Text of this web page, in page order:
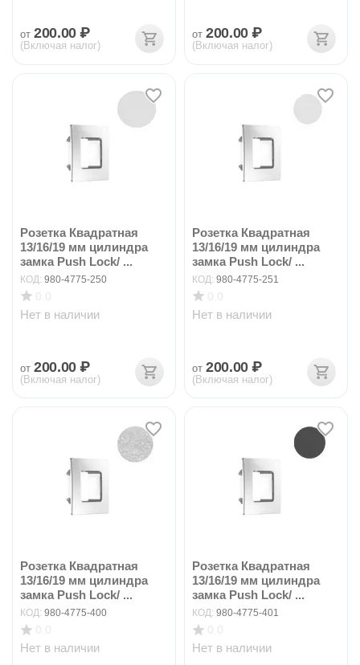
от 200.00 ₽
(Включая налог)
от 200.00 ₽
(Включая налог)
Розетка Квадратная
13/16/19 мм цилиндра
замка Push Lock/ ...
КОД: 980-4775-250
Нет в наличии
от 200.00 ₽
(Включая налог)
Розетка Квадратная
13/16/19 мм цилиндра
замка Push Lock/ ...
КОД: 980-4775-251
Нет в наличии
от 200.00 ₽
(Включая налог)
Розетка Квадратная
13/16/19 мм цилиндра
замка Push Lock/ ...
КОД: 980-4775-400
Нет в наличии
Розетка Квадратная
13/16/19 мм цилиндра
замка Push Lock/ ...
КОД: 980-4775-401
Нет в наличии